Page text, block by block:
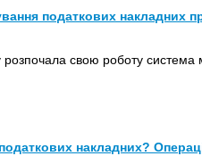
податкових накладних
розпочала свою роботу система
накладних?